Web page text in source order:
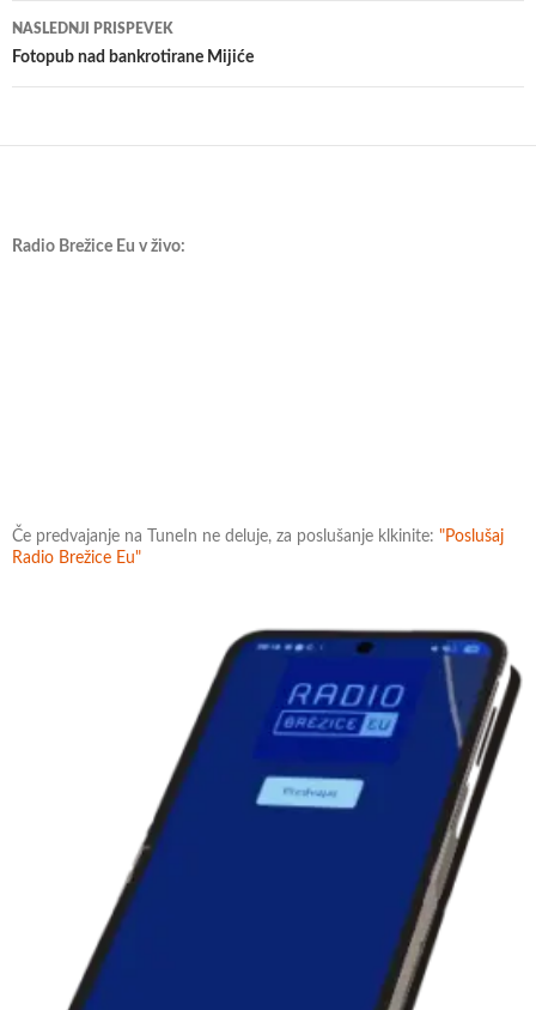
prispevkih
NASLEDNJI PRISPEVEK
Fotopub nad bankrotirane Mijiće
Radio Brežice Eu v živo:
Če predvajanje na TuneIn ne deluje, za poslušanje klkinite: "Poslušaj
Radio Brežice Eu"